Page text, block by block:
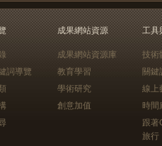
詞導覽
成果網站資源
成果網站資源庫
教育學習
學術研究
創意加值
工具
技術
關鍵
線上
時間
跟
旅行